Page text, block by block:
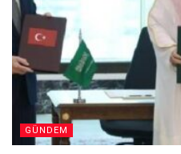
GÜNDEM